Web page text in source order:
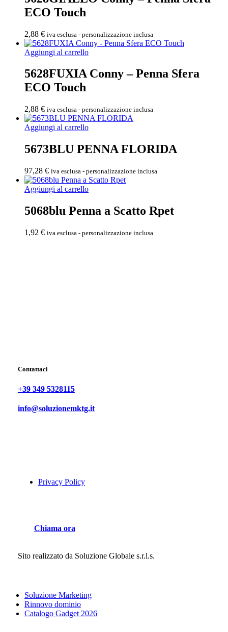
ECO Touch
2,88 € iva esclusa - personalizzazione inclusa
Aggiungi al carrello
5628FUXIA Conny – Penna Sfera
ECO Touch
2,88 € iva esclusa - personalizzazione inclusa
Aggiungi al carrello
5673BLU PENNA FLORIDA
97,28 € iva esclusa - personalizzazione inclusa
Aggiungi al carrello
5068blu Penna a Scatto Rpet
1,92 € iva esclusa - personalizzazione inclusa
Contattaci
+39 349 5328115
info@soluzionemktg.it
Privacy Policy
Chiama ora
Sito realizzato da Soluzione Globale s.r.l.s.
Close
Menu
Soluzione Marketing
Rinnovo dominio
Catalogo Gadget 2026